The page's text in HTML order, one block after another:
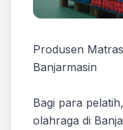
Produsen
Banjarmasin
Bagi para
olahraga di